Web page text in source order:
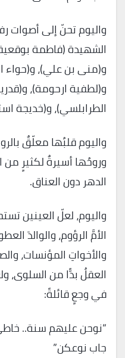
واليوم تحنّ إلى أصوات
الشهيدة (فاطمة
و(منى بن علي)، و(حواء
و(لطفية ارحومة)،
الطرابلسي)، و(خديجة
واليوم قلبُها معلّقٌ
وروحُها أسيرةٌ لكثيرٍ من
الدهر دون العناق.
واليوم، لعلّ العينين
الأمَّ الرؤوم، والوالدَ
والأخواتِ المؤنسات،
العقلُ بدًّا من السلوى،
في وجعٍ قائلةً:
“نوحن عليهم سنة..
جاب نوعكن”